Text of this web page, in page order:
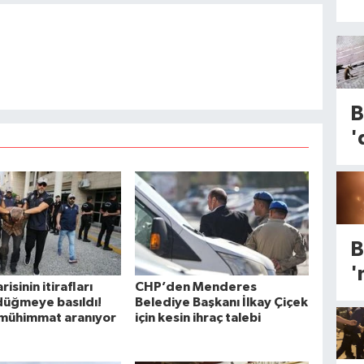
itirafları
basıldı!
aranıyor
CHP’den Menderes
Belediye Başkanı İlkay Çiçek
için kesin ihraç talebi